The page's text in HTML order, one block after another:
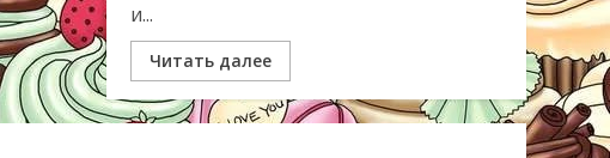
и...
Читать далее